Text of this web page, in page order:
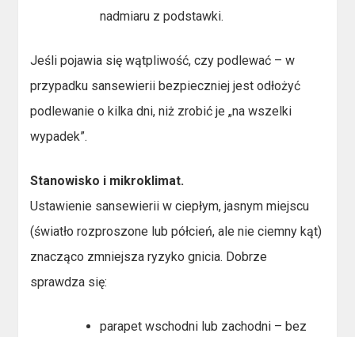
nadmiaru z podstawki.
Jeśli pojawia się wątpliwość, czy podlewać – w
przypadku sansewierii bezpieczniej jest odłożyć
podlewanie o kilka dni, niż zrobić je „na wszelki
wypadek”.
Stanowisko i mikroklimat.
Ustawienie sansewierii w ciepłym, jasnym miejscu
(światło rozproszone lub półcień, ale nie ciemny kąt)
znacząco zmniejsza ryzyko gnicia. Dobrze
sprawdza się:
parapet wschodni lub zachodni – bez